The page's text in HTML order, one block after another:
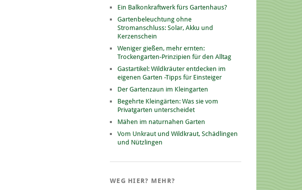
Ein Balkonkraftwerk fürs Gartenhaus?
Gartenbeleuchtung ohne
Stromanschluss: Solar, Akku und
Kerzenschein
Weniger gießen, mehr ernten:
Trockengarten-Prinzipien für den Alltag
Gastartikel: Wildkräuter entdecken im
eigenen Garten -Tipps für Einsteiger
Der Gartenzaun im Kleingarten
Begehrte Kleingärten: Was sie vom
Privatgarten unterscheidet
Mähen im naturnahen Garten
Vom Unkraut und Wildkraut, Schädlingen
und Nützlingen
WEG HIER? MEHR?